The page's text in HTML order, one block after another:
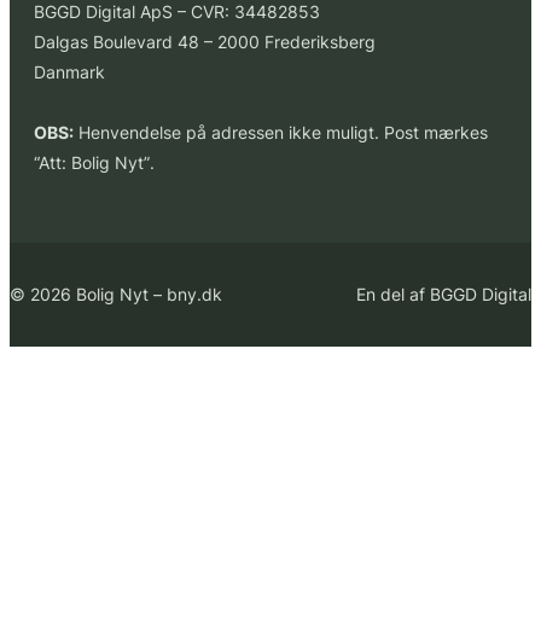
BGGD Digital ApS – CVR: 34482853
Dalgas Boulevard 48 – 2000 Frederiksberg
Danmark
OBS: Henvendelse på adressen ikke muligt. Post mærkes
“Att: Bolig Nyt”.
© 2026 Bolig Nyt – bny.dk En del af BGGD Digital